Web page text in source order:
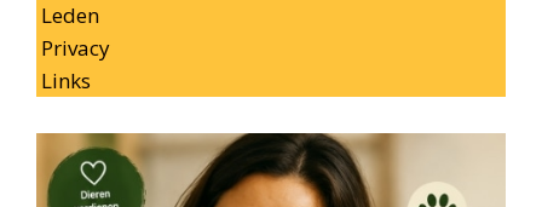
Leden
Privacy
Links